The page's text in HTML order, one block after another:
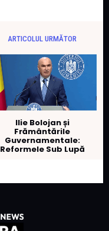
ARTICOLUL URMĂTOR
Ilie Bolojan și
Frământările
Guvernamentale:
Reformele Sub Lupă